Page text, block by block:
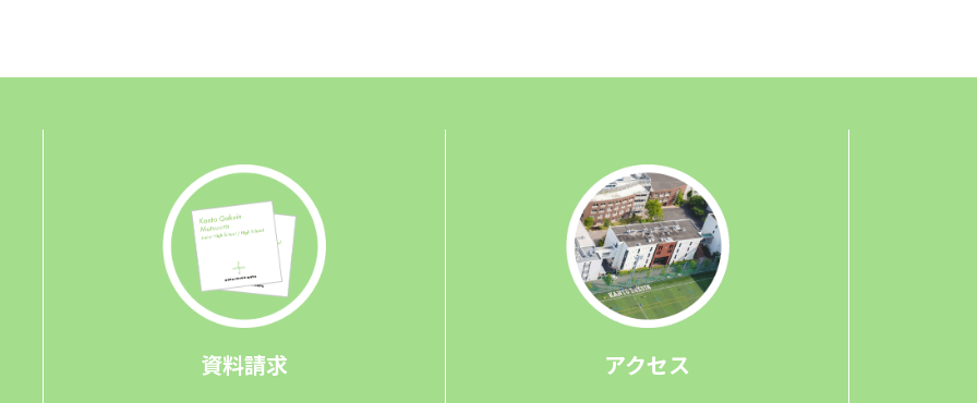
資料請求 アクセス